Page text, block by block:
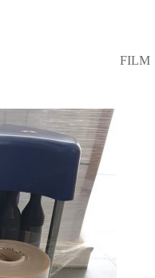
FILM